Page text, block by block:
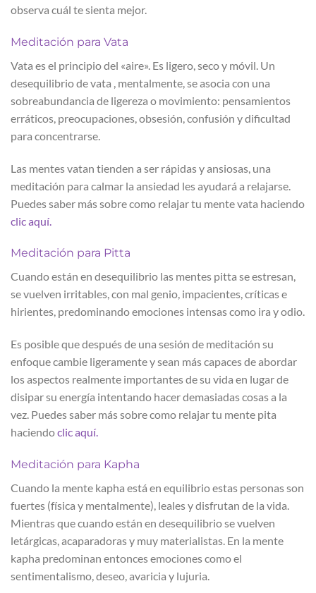
observa cuál te sienta mejor.
Meditación para Vata
Vata es el principio del «aire». Es ligero, seco y móvil. Un
desequilibrio de vata , mentalmente, se asocia con una
sobreabundancia de ligereza o movimiento: pensamientos
erráticos, preocupaciones, obsesión, confusión y dificultad
para concentrarse.
Las mentes vatan tienden a ser rápidas y ansiosas, una
meditación para calmar la ansiedad les ayudará a relajarse.
Puedes saber más sobre como relajar tu mente vata haciendo
clic aquí.
Meditación para Pitta
Cuando están en desequilibrio las mentes pitta se estresan,
se vuelven irritables, con mal genio, impacientes, críticas e
hirientes, predominando emociones intensas como ira y odio.
Es posible que después de una sesión de meditación su
enfoque cambie ligeramente y sean más capaces de abordar
los aspectos realmente importantes de su vida en lugar de
disipar su energía intentando hacer demasiadas cosas a la
vez. Puedes saber más sobre como relajar tu mente pita
haciendoclic aquí.
Meditación para Kapha
Cuando la mente kapha está en equilibrio estas personas son
fuertes (física y mentalmente), leales y disfrutan de la vida.
Mientras que cuando están en desequilibrio se vuelven
letárgicas, acaparadoras y muy materialistas. En la mente
kapha predominan entonces emociones como el
sentimentalismo, deseo, avaricia y lujuria.